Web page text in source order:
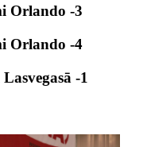
Orlando -3
Orlando -4
-1